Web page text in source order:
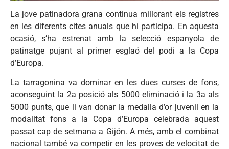
La jove patinadora grana continua millorant els registres
en les diferents cites anuals que hi participa. En aquesta
ocasió, s’ha estrenat amb la selecció espanyola de
patinatge pujant al primer esglaó del podi a la Copa
d’Europa.
La tarragonina va dominar en les dues curses de fons,
aconseguint la 2a posició als 5000 eliminació i la 3a als
5000 punts, que li van donar la medalla d’or juvenil en la
modalitat fons a la Copa d’Europa celebrada aquest
passat cap de setmana a Gijón. A més, amb el combinat
nacional també va competir en les proves de velocitat de